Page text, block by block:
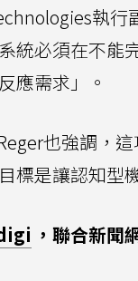
執
統必須在不能
應需求」。
也強調，
標是讓認知型
，聯合新聞